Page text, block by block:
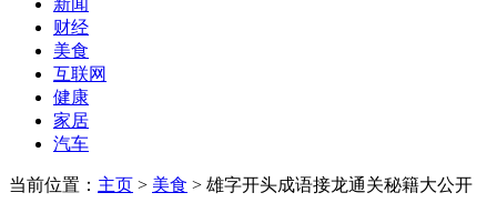
新闻
财经
美食
互联网
健康
家居
汽车
当前位置： 主页 > 美食 > 雄字开头成语接龙通关秘籍大公开